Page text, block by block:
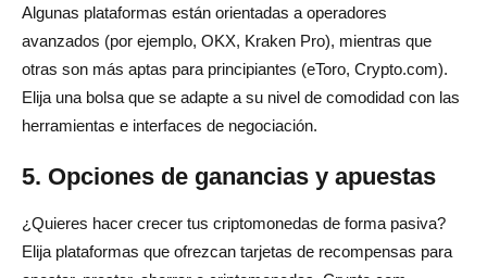
Algunas plataformas están orientadas a operadores
avanzados (por ejemplo, OKX, Kraken Pro), mientras que
otras son más aptas para principiantes (eToro, Crypto.com).
Elija una bolsa que se adapte a su nivel de comodidad con las
herramientas e interfaces de negociación.
5. Opciones de ganancias y apuestas
¿Quieres hacer crecer tus criptomonedas de forma pasiva?
Elija plataformas que ofrezcan tarjetas de recompensas para